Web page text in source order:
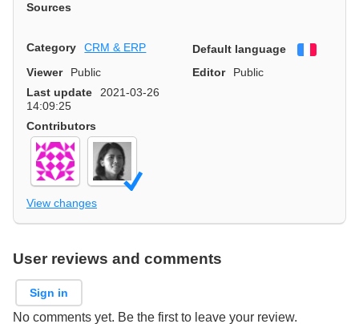
Sources
Category CRM & ERP Default language
Viewer
Public Editor
Public
Last update
2021-03-26
14:09:25
Contributors
View changes
User reviews and comments
Sign in
No comments yet. Be the first to leave your review.